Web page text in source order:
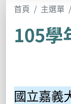
首頁 主選單
105學
國立嘉義